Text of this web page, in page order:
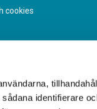
identifierare
cookies